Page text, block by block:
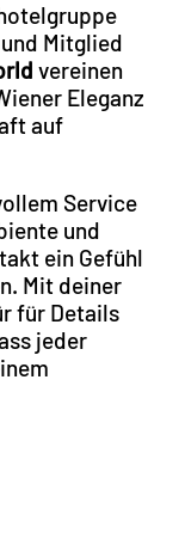
Mitglied
vereinen
Eleganz
auf
Service
und
ein Gefühl
Mit deiner
für Details
jeder